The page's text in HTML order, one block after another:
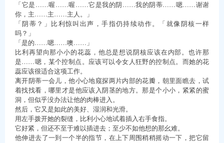
「它是……喔……喔……它是我的阴……我的阴蒂……嗯……谢谢
你，主……主……主人。」
「阴蒂？」比利惊叫出声，手指仍持续动作。「就像阴核一样
吗？」
「是的……嗯……噢……」
比利再望向那小小的花蕊，他总是想说阴核应该在内部。也许那
是……嗯，某个控制点。应该可以令女人狂野的控制点。而她的花
蕊应该很适合这项工作。
离开阴蒂一会儿，他小心地窥探两片内部的花瓣，朝里面瞧去，试
着找找看，哪里才是他应该入阴茎的地方。那是个小小，紧紧的蜜
洞，但似乎没办法让他的肉棒进入。
然后，它又是如此的美好、湿润和光滑。
用左手拨开她的裂缝，比利小心地试着插入右手食指。
它好紧，但还不至于难以插进去；至少不如他想的那幺难。
他伸进去了一到一个半的指节，在上下周围稍稍摇动一下，把它留